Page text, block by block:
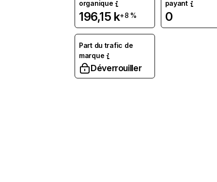
organique
196,15 k+8 %
payant
0
Part du trafic de
marque
Déverrouiller